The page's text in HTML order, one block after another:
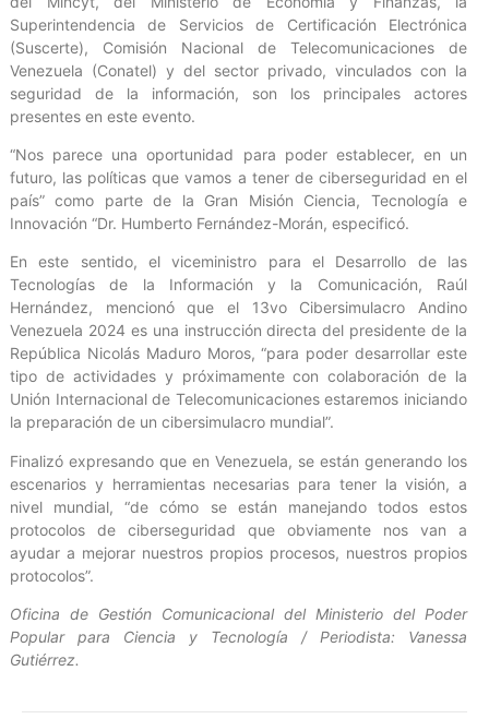
Superintendencia de Servicios de Certificación Electrónica
(Suscerte), Comisión Nacional de Telecomunicaciones de
Venezuela (Conatel) y del sector privado, vinculados con la
seguridad de la información, son los principales actores
presentes en este evento.
“Nos parece una oportunidad para poder establecer, en un
futuro, las políticas que vamos a tener de ciberseguridad en el
país” como parte de la Gran Misión Ciencia, Tecnología e
Innovación “Dr. Humberto Fernández-Morán, especificó.
En este sentido, el viceministro para el Desarrollo de las
Tecnologías de la Información y la Comunicación, Raúl
Hernández, mencionó que el 13vo Cibersimulacro Andino
Venezuela 2024 es una instrucción directa del presidente de la
República Nicolás Maduro Moros, “para poder desarrollar este
tipo de actividades y próximamente con colaboración de la
Unión Internacional de Telecomunicaciones estaremos iniciando
la preparación de un cibersimulacro mundial”.
Finalizó expresando que en Venezuela, se están generando los
escenarios y herramientas necesarias para tener la visión, a
nivel mundial, “de cómo se están manejando todos estos
protocolos de ciberseguridad que obviamente nos van a
ayudar a mejorar nuestros propios procesos, nuestros propios
protocolos”.
Oficina de Gestión Comunicacional del Ministerio del Poder
Popular para Ciencia y Tecnología / Periodista: Vanessa
Gutiérrez.